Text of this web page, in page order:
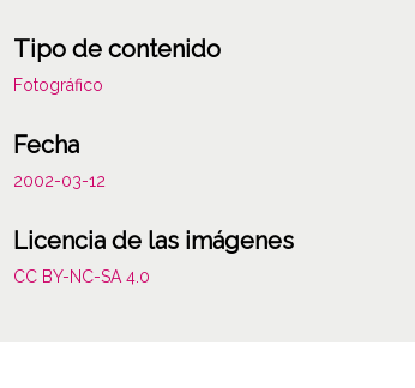
Tipo de contenido
Fotográfico
Fecha
2002-03-12
Licencia de las imágenes
CC BY-NC-SA 4.0